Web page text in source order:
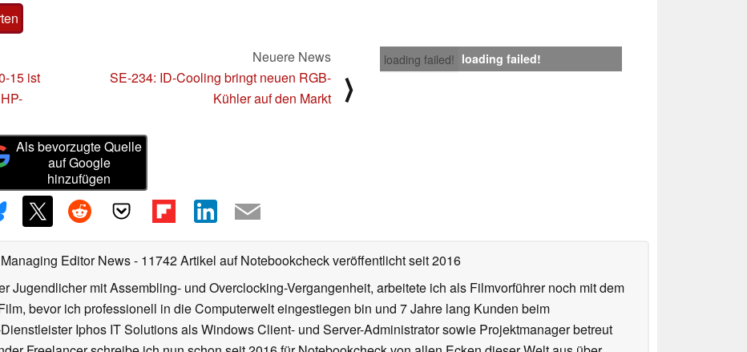
loading failed! loading failed!
15 ist
Neuere News
SE-234: ID-Cooling bringt neuen RGB-
Kühler auf den Markt
⟩
Als bevorzugte Quelle
auf Google
hinzufügen
Editor News- 11742 Artikel auf Notebookcheck veröffentlichtseit 2016
Jugendlicher mit Assembling- und Overclocking-Vergangenheit, arbeitete ich als Filmvorführer noch mit dem
bevor ich professionell in die Computerwelt eingestiegen bin und 7 Jahre lang Kunden beim
Iphos IT Solutions als Windows Client- und Server-Administrator sowie Projektmanager betreut